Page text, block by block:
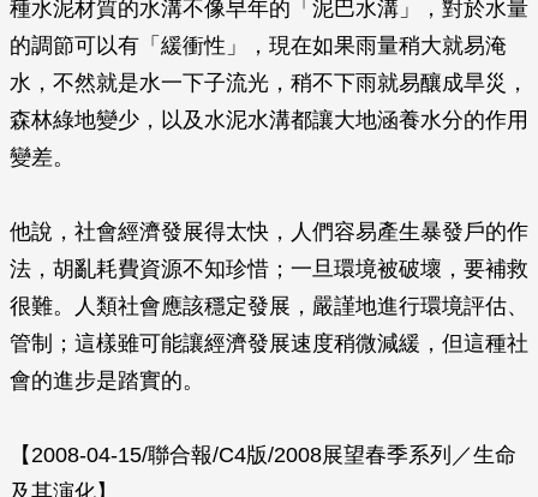
種水泥材質的水溝不像早年的「泥巴水溝」，對於水量
的調節可以有「緩衝性」，現在如果雨量稍大就易淹
水，不然就是水一下子流光，稍不下雨就易釀成旱災，
森林綠地變少，以及水泥水溝都讓大地涵養水分的作用
變差。
他說，社會經濟發展得太快，人們容易產生暴發戶的作
法，胡亂耗費資源不知珍惜；一旦環境被破壞，要補救
很難。人類社會應該穩定發展，嚴謹地進行環境評估、
管制；這樣雖可能讓經濟發展速度稍微減緩，但這種社
會的進步是踏實的。
【2008-04-15/聯合報/C4版/2008展望春季系列／生命
及其演化】